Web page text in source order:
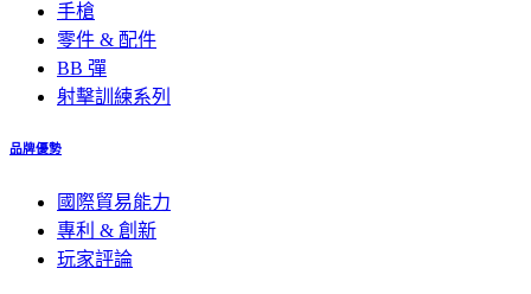
手槍
零件 & 配件
BB 彈
射擊訓練系列
品牌優勢
國際貿易能力
專利 & 創新
玩家評論